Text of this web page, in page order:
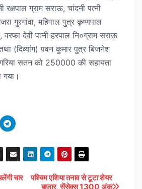
रक्षपाल ग्राम सराऊ, चांदनी पत्नी
गुरगांवा, महिपाल पुत्र कृष्णपाल
वरफा देवी पत्नी हरपाल नि०ग्राम सराऊ
(दिव्यांग) पवन कुमार पुत्र बिजनेश
सतन को 250000 की सहायता
गया।
पश्चिम एशिया तनाव से टूटा शेयर
बाजार, सेंसेक्स 1300 अंक
चार